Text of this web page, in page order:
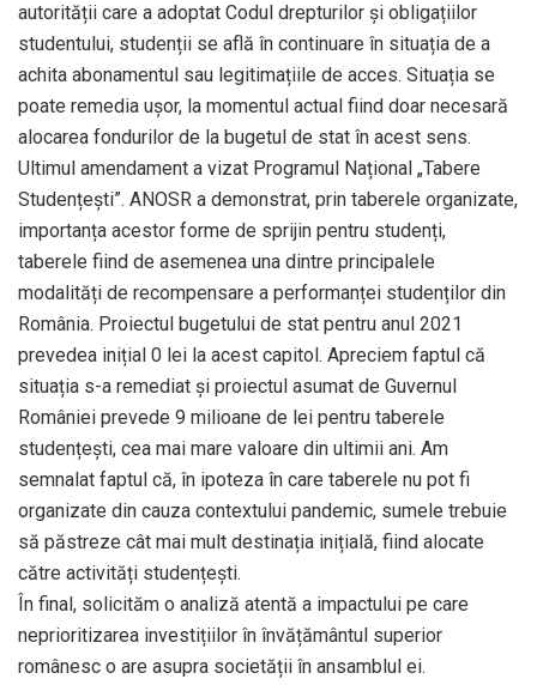
autorității care a adoptat Codul drepturilor și obligațiilor
studentului, studenții se află în continuare în situația de a
achita abonamentul sau legitimațiile de acces. Situația se
poate remedia ușor, la momentul actual fiind doar necesară
alocarea fondurilor de la bugetul de stat în acest sens.
Ultimul amendament a vizat Programul Național „Tabere
Studențești”. ANOSR a demonstrat, prin taberele organizate,
importanța acestor forme de sprijin pentru studenți,
taberele fiind de asemenea una dintre principalele
modalități de recompensare a performanței studenților din
România. Proiectul bugetului de stat pentru anul 2021
prevedea inițial 0 lei la acest capitol. Apreciem faptul că
situația s-a remediat și proiectul asumat de Guvernul
României prevede 9 milioane de lei pentru taberele
studențești, cea mai mare valoare din ultimii ani. Am
semnalat faptul că, în ipoteza în care taberele nu pot fi
organizate din cauza contextului pandemic, sumele trebuie
să păstreze cât mai mult destinația inițială, fiind alocate
către activități studențești.
În final, solicităm o analiză atentă a impactului pe care
neprioritizarea investițiilor în învățământul superior
românesc o are asupra societății în ansamblul ei.